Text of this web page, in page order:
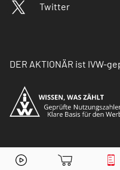
Twitter
DER AKTIONÄR ist IVW-